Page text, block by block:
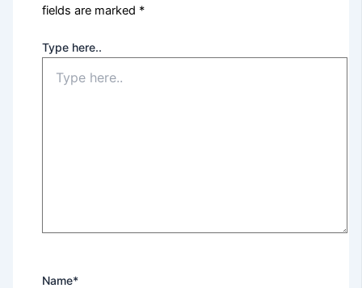
fields are marked *
Type here..
Name*